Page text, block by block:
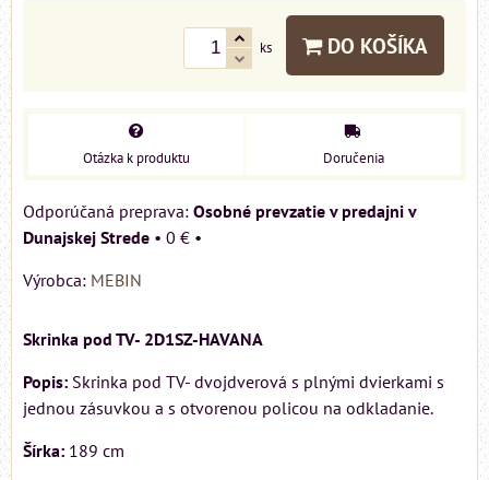
ks DO KOŠÍKA
Otázka k produktu Doručenia
Osobné prevzatie v predajni v
Dunajskej Strede • 0 € •
Výrobca: MEBIN
Skrinka pod TV- 2D1SZ-HAVANA
Popis: Skrinka pod TV- dvojdverová s plnými dvierkami s
jednou zásuvkou a s otvorenou policou na odkladanie.
Šírka: 189 cm